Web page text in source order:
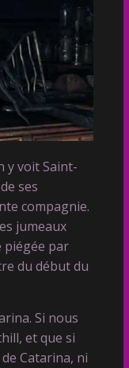
y voit Saint-
ses
compagnie.
jumeaux
piégée par
du début du
Si nous
et que si
Catarina, ni